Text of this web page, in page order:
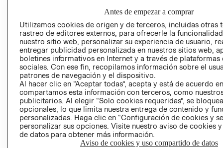
EMPRESARIAL
AVISO DE
PRIVACIDAD
GIFT CARD
AVISO DE
COOKIES
Uruguay ($U)
Antes de empezar a comprar
Utilizamos cookies de origen y de terceros, incluidas otras
rastreo de editores externos, para ofrecerle la
nuestro sitio web, personalizar su experiencia de usuario,
entregar publicidad personalizada en nuestros sitios web,
boletines informativos en Internet y a través de plataformas
sociales. Con ese fin, recopilamos información sobre el
patrones de navegación y el dispositivo.
Al hacer clic en “Aceptar todas”, acepta y está de acuerdo
compartamos esta información con terceros, como
publicitarios. Al elegir “Solo cookies requeridas”, se
opcionales, lo que limita nuestra entrega de contenido y
personalizadas. Haga clic en “Configuración de cookies y
personalizar sus opciones. Visite nuestro aviso de cookies
de datos para obtener más información.
Aviso de cookies y uso compartido de datos